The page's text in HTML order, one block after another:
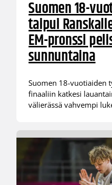
Suomen 18-
taipui
EM-pronssi
sunnuntaina
Suomen 18-vuotiaiden
finaaliin katkesi
välierässä vahvempi